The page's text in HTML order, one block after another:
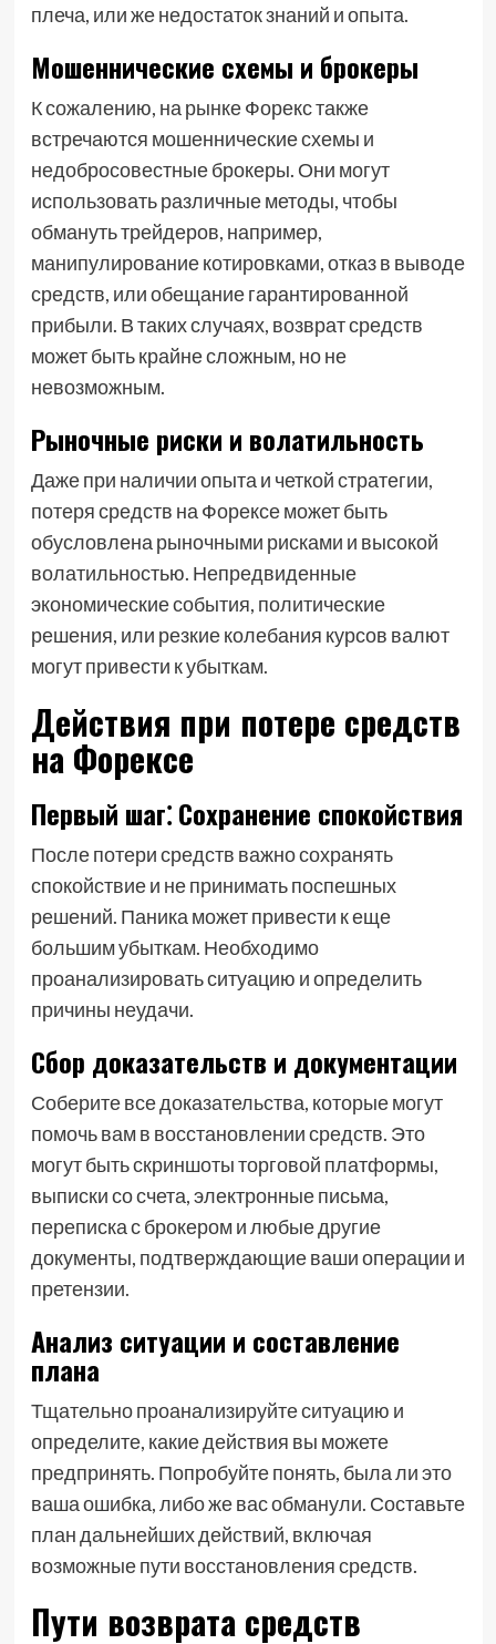
плеча, или же недостаток знаний и опыта.
Мошеннические схемы и брокеры
К сожалению, на рынке Форекс также
встречаются мошеннические схемы и
недобросовестные брокеры. Они могут
использовать различные методы, чтобы
обмануть трейдеров, например,
манипулирование котировками, отказ в выводе
средств, или обещание гарантированной
прибыли. В таких случаях, возврат средств
может быть крайне сложным, но не
невозможным.
Рыночные риски и волатильность
Даже при наличии опыта и четкой стратегии,
потеря средств на Форексе может быть
обусловлена рыночными рисками и высокой
волатильностью. Непредвиденные
экономические события, политические
решения, или резкие колебания курсов валют
могут привести к убыткам.
Действия при потере средств
на Форексе
Первый шаг⁚ Сохранение спокойствия
После потери средств важно сохранять
спокойствие и не принимать поспешных
решений. Паника может привести к еще
большим убыткам. Необходимо
проанализировать ситуацию и определить
причины неудачи.
Сбор доказательств и документации
Соберите все доказательства, которые могут
помочь вам в восстановлении средств. Это
могут быть скриншоты торговой платформы,
выписки со счета, электронные письма,
переписка с брокером и любые другие
документы, подтверждающие ваши операции и
претензии.
Анализ ситуации и составление
плана
Тщательно проанализируйте ситуацию и
определите, какие действия вы можете
предпринять. Попробуйте понять, была ли это
ваша ошибка, либо же вас обманули. Составьте
план дальнейших действий, включая
возможные пути восстановления средств.
Пути возврата средств